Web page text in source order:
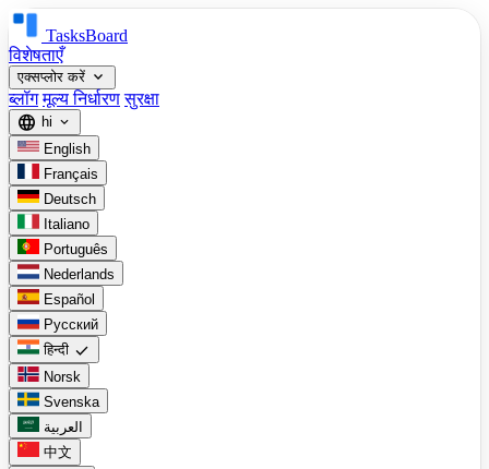
TasksBoard
विशेषताएँ
एक्सप्लोर करें expand_more
ब्लॉग मूल्य निर्धारण सुरक्षा
language hi expand_more
English
Français
Deutsch
Italiano
Português
Nederlands
Español
Русский
हिन्दी check
Norsk
Svenska
العربية
中文